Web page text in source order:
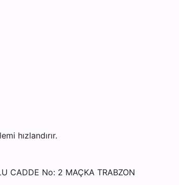
hızlandırır.
CADDE No: 2 MAÇKA TRABZON